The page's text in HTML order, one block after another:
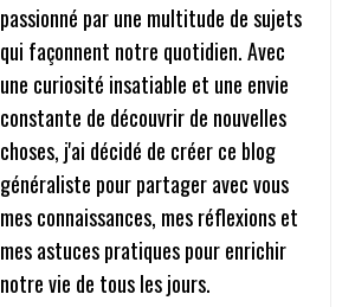
passionné par une multitude de sujets
qui façonnent notre quotidien. Avec
une curiosité insatiable et une envie
constante de découvrir de nouvelles
choses, j'ai décidé de créer ce blog
généraliste pour partager avec vous
mes connaissances, mes réflexions et
mes astuces pratiques pour enrichir
notre vie de tous les jours.